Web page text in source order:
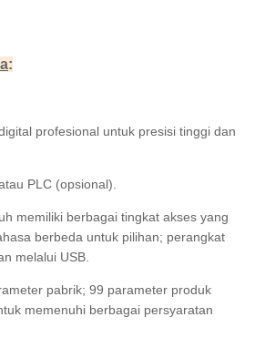
:
profesional untuk presisi tinggi dan
PLC (opsional).
memiliki berbagai tingkat akses yang
berbeda untuk pilihan; perangkat
melalui USB.
pabrik; 99 parameter produk
memenuhi berbagai persyaratan